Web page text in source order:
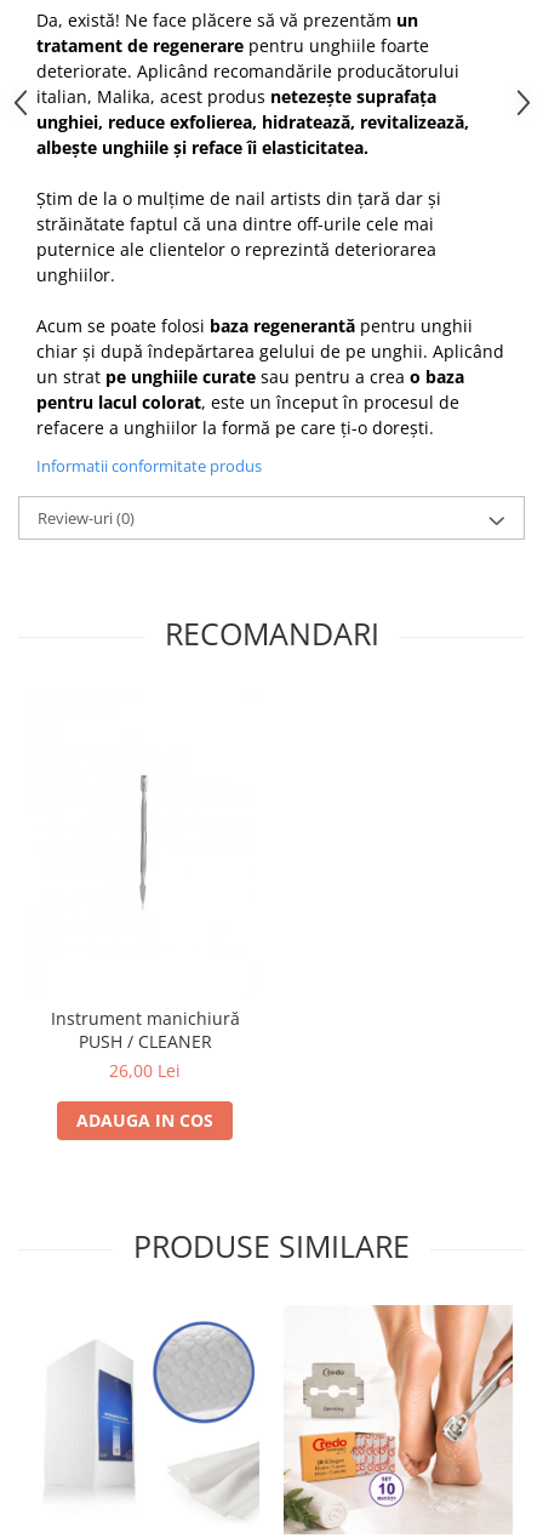
Cap manechin par natural
Trepiede cap manechin
Foarfece de tuns
Foarfece de filat
Da, există! Ne face plăcere să vă prezentăm un
tratament de regenerare pentru unghiile foarte
deteriorate. Aplicând recomandările producătorului
italian, Malika, acest produs netezește suprafața
unghiei, reduce exfolierea, hidratează, revitalizează,
albește unghiile și reface îi elasticitatea.
Știm de la o mulțime de nail artists din țară dar și
străinătate faptul că una dintre off-urile cele mai
puternice ale clientelor o reprezintă deteriorarea
unghiilor.
Acum se poate folosi baza regenerantă pentru unghii
chiar și după îndepărtarea gelului de pe unghii. Aplicând
un strat pe unghiile curate sau pentru a crea o baza
pentru lacul colorat, este un început în procesul de
refacere a unghiilor la formă pe care ți-o dorești.
Informatii conformitate produs
Review-uri(0)
RECOMANDARI
Instrument manichiură
PUSH / CLEANER
26,00 Lei
ADAUGA IN COS
PRODUSE SIMILARE